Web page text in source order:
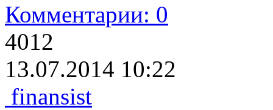
Комментарии: 0
4012
13.07.2014 10:22
finansist